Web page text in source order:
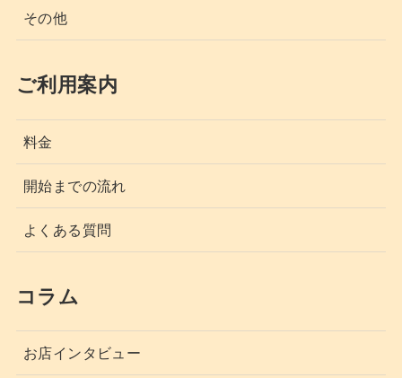
その他
ご利用案内
料金
開始までの流れ
よくある質問
コラム
お店インタビュー